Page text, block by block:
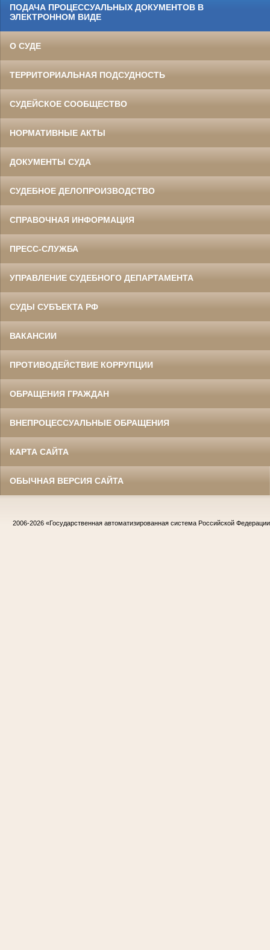
ПОДАЧА ПРОЦЕССУАЛЬНЫХ ДОКУМЕНТОВ В
ЭЛЕКТРОННОМ ВИДЕ
О СУДЕ
ТЕРРИТОРИАЛЬНАЯ ПОДСУДНОСТЬ
СУДЕЙСКОЕ СООБЩЕСТВО
НОРМАТИВНЫЕ АКТЫ
ДОКУМЕНТЫ СУДА
СУДЕБНОЕ ДЕЛОПРОИЗВОДСТВО
СПРАВОЧНАЯ ИНФОРМАЦИЯ
ПРЕСС-СЛУЖБА
УПРАВЛЕНИЕ СУДЕБНОГО ДЕПАРТАМЕНТА
СУДЫ СУБЪЕКТА РФ
ВАКАНСИИ
ПРОТИВОДЕЙСТВИЕ КОРРУПЦИИ
ОБРАЩЕНИЯ ГРАЖДАН
ВНЕПРОЦЕССУАЛЬНЫЕ ОБРАЩЕНИЯ
КАРТА САЙТА
ОБЫЧНАЯ ВЕРСИЯ САЙТА
2006-2026 «Государственная автоматизированная система Российской